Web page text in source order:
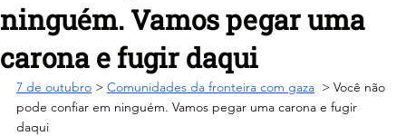
ninguém. Vamos pegar uma
carona e fugir daqui
7 de outubro > Comunidades da fronteira com gaza > Você não
pode confiar em ninguém. Vamos pegar uma carona e fugir
daqui